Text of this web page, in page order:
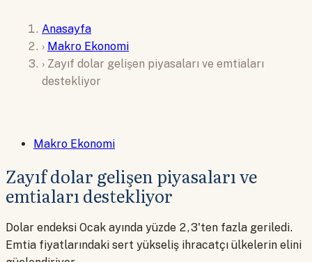
Anasayfa
› Makro Ekonomi
› Zayıf dolar gelişen piyasaları ve emtiaları
destekliyor
Makro Ekonomi
Zayıf dolar gelişen piyasaları ve
emtiaları destekliyor
Dolar endeksi Ocak ayında yüzde 2,3'ten fazla geriledi.
Emtia fiyatlarındaki sert yükseliş ihracatçı ülkelerin elini